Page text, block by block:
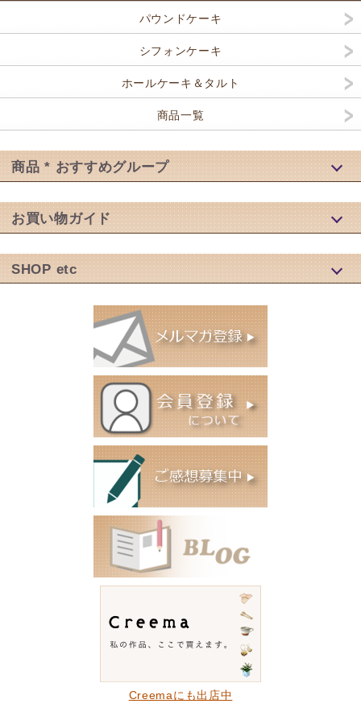
パウンドケーキ
シフォンケーキ
ホールケーキ＆タルト
商品一覧
商品 * おすすめグループ
お買い物ガイド
SHOP etc
Creemaにも出店中